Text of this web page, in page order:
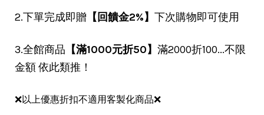
2.下單完成即贈 【回饋金2%】 下次購物即可使用
3.全館商品 【滿1000元折50】 滿2000折100...不限
金額 依此類推！
❌以上優惠折扣不適用客製化商品❌